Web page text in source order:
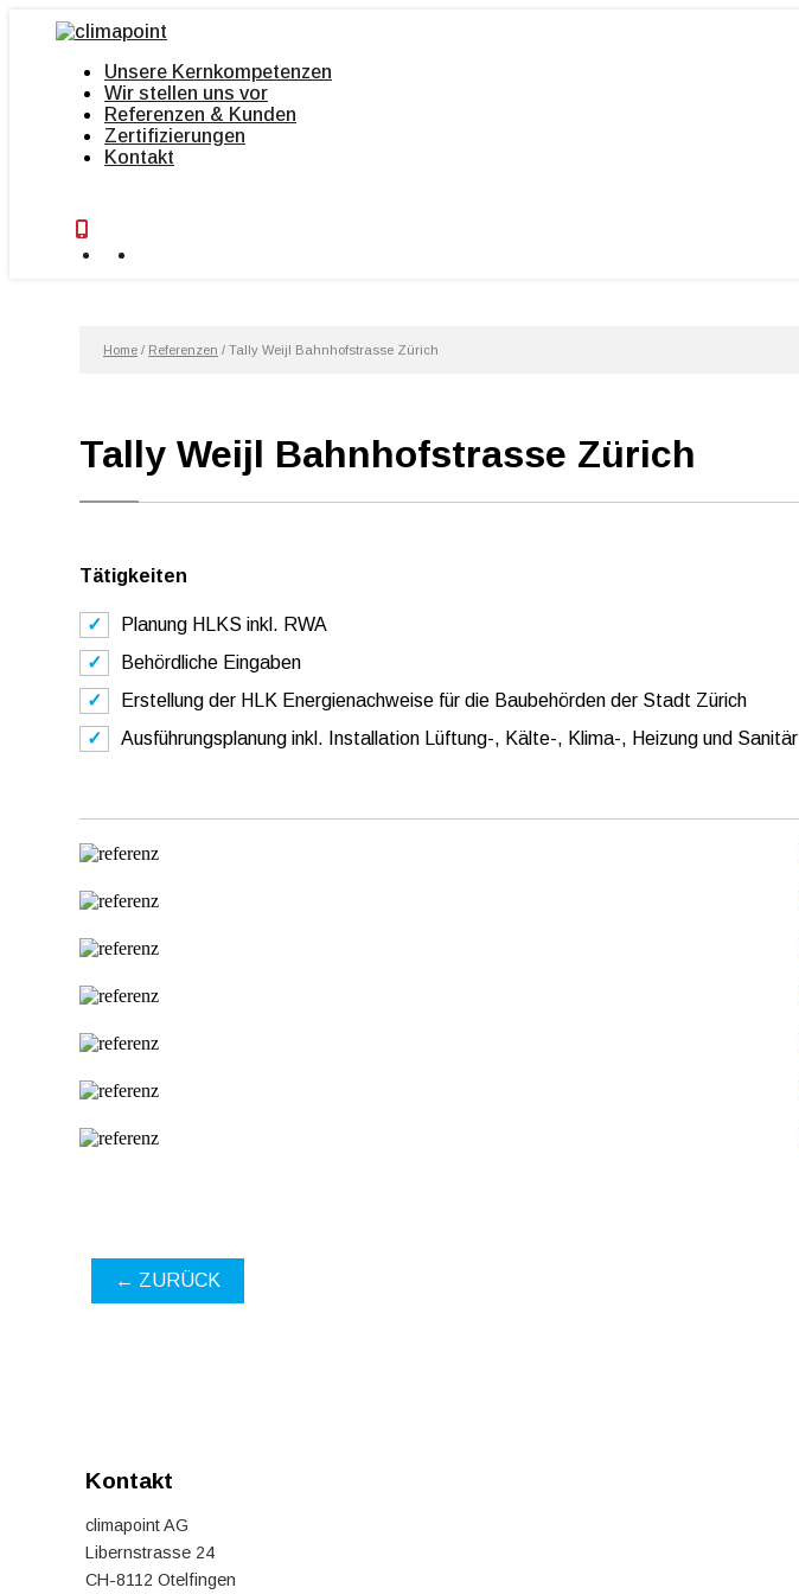
Unsere Kernkompetenzen
Wir stellen uns vor
Referenzen & Kunden
Zertifizierungen
Kontakt
Home / Referenzen / Tally Weijl Bahnhofstrasse Zürich
Tally Weijl Bahnhofstrasse Zürich
Tätigkeiten
Planung HLKS inkl. RWA
Behördliche Eingaben
Erstellung der HLK Energienachweise für die Baubehörden der Stadt Zürich
Ausführungsplanung inkl. Installation Lüftung-, Kälte-, Klima-, Heizung und Sanitär
← ZURÜCK
Kontakt
climapoint AG
Libernstrasse 24
CH-8112 Otelfingen